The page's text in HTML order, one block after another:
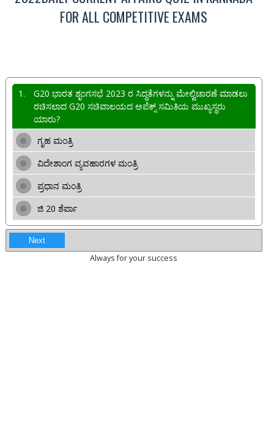
FOR ALL COMPETITIVE EXAMS
1.
G20 ಭಾರತ ಶೃಂಗಸಭೆ 2023 ರ ಸಿದ್ಧತೆಗಳನ್ನು ಮೇಲ್ವಿಚಾರಣೆ ಮಾಡಲು
ರಚಿಸಲಾದ G20 ಸಚಿವಾಲಯದ ಅಪೆಕ್ಸ್ ಸಮಿತಿಯ ಮುಖ್ಯಸ್ಥರು
ಯಾರು?
ಗೃಹ ಮಂತ್ರಿ
ವಿದೇಶಾಂಗ ವ್ಯವಹಾರಗಳ ಮಂತ್ರಿ
ಪ್ರಧಾನ ಮಂತ್ರಿ
ಜಿ 20 ಶೆರ್ಪಾ
Next
Always for your success